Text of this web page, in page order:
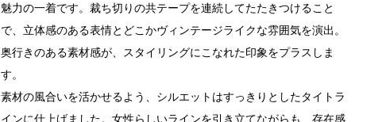
魅力の一着です。裁ち切りの共テープを連続してたたきつけること
で、立体感のある表情とどこかヴィンテージライクな雰囲気を演出。
奥行きのある素材感が、スタイリングにこなれた印象をプラスしま
す。
素材の風合いを活かせるよう、シルエットはすっきりとしたタイトラ
インに仕上げました。女性らしいラインを引き立てながらも、存在感